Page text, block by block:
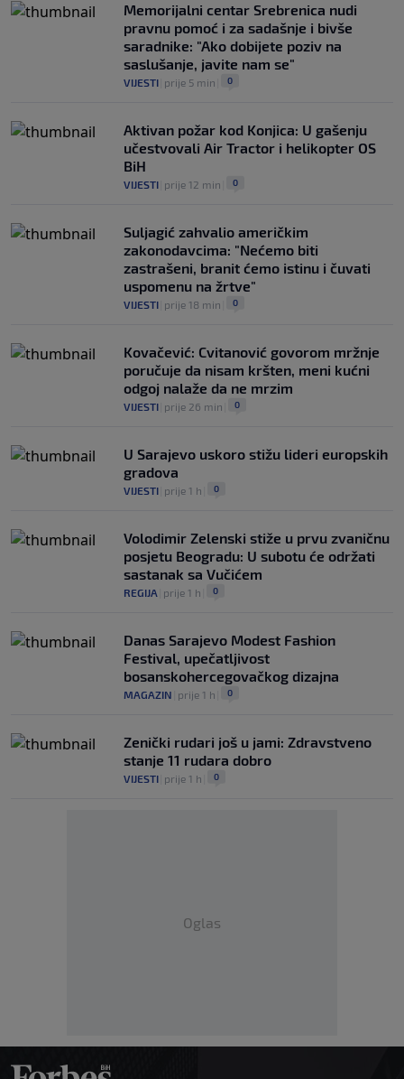
Memorijalni centar Srebrenica nudi
pravnu pomoć i za sadašnje i bivše
saradnike: "Ako dobijete poziv na
saslušanje, javite nam se"
VIJESTI prije 5 min 0
Aktivan požar kod Konjica: U gašenju
učestvovali Air Tractor i helikopter OS
BiH
VIJESTI prije 12 min 0
Suljagić zahvalio američkim
zakonodavcima: "Nećemo biti
zastrašeni, branit ćemo istinu i čuvati
uspomenu na žrtve"
VIJESTI prije 18 min 0
Kovačević: Cvitanović govorom mržnje
poručuje da nisam kršten, meni kućni
odgoj nalaže da ne mrzim
VIJESTI prije 26 min 0
U Sarajevo uskoro stižu lideri europskih
gradova
VIJESTI prije 1 h 0
Volodimir Zelenski stiže u prvu zvaničnu
posjetu Beogradu: U subotu će održati
sastanak sa Vučićem
REGIJA prije 1 h 0
Danas Sarajevo Modest Fashion
Festival, upečatljivost
bosanskohercegovačkog dizajna
MAGAZIN prije 1 h 0
Zenički rudari još u jami: Zdravstveno
stanje 11 rudara dobro
VIJESTI prije 1 h 0
Oglas